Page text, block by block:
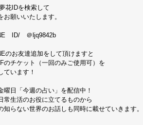
花IDを検索して
お願いいたします。
　ID/　＠ljq9842b​​
のお友達追加をして頂けますと​​
のチケット（一回のみご使用可）を
ています！
曜日「今週の占い」を配信中！
常生活のお役に立てるものから
知らない世界のお話しも同時に載せていきます。